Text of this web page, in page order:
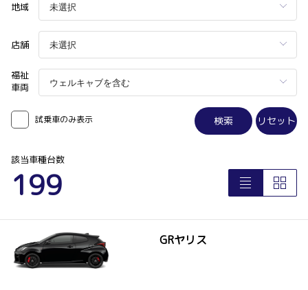
地域
店舗
福祉
車両
試乗車のみ表示 検索 リセット
該当車種台数
199
GRヤリス